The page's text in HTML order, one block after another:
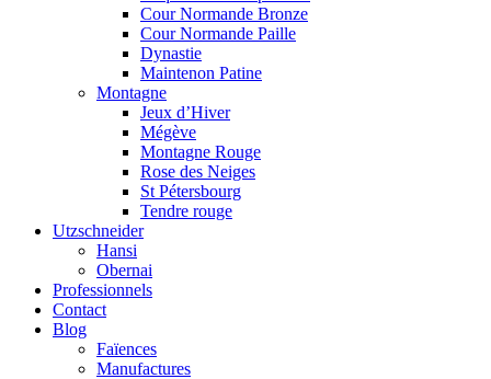
Cour Normande Bronze
Cour Normande Paille
Dynastie
Maintenon Patine
Montagne
Jeux d’Hiver
Mégève
Montagne Rouge
Rose des Neiges
St Pétersbourg
Tendre rouge
Utzschneider
Hansi
Obernai
Professionnels
Contact
Blog
Faïences
Manufactures